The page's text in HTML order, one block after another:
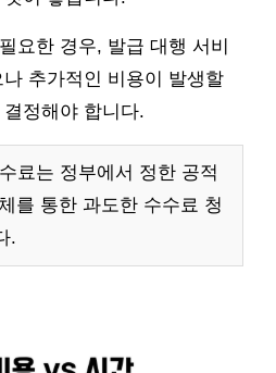
요한 경우, 발급 대행 서비
추가적인 비용이 발생할
정해야 합니다.
료는 정부에서 정한 공적
를 통한 과도한 수수료 청
.